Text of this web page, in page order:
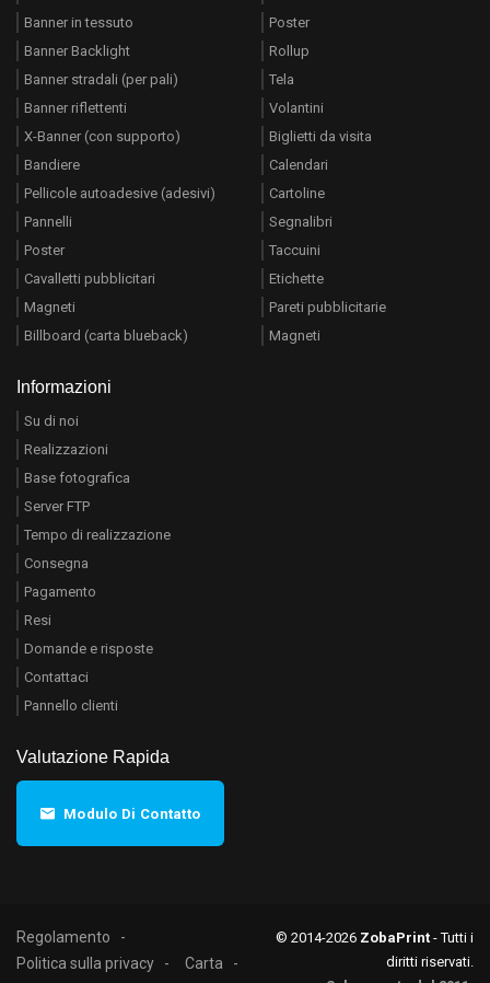
Banner in tessuto
Banner Backlight
Banner stradali (per pali)
Banner riflettenti
X-Banner (con supporto)
Bandiere
Pellicole autoadesive (adesivi)
Pannelli
Poster
Cavalletti pubblicitari
Magneti
Billboard (carta blueback)
Poster
Rollup
Tela
Volantini
Biglietti da visita
Calendari
Cartoline
Segnalibri
Taccuini
Etichette
Pareti pubblicitarie
Magneti
Informazioni
Su di noi
Realizzazioni
Base fotografica
Server FTP
Tempo di realizzazione
Consegna
Pagamento
Resi
Domande e risposte
Contattaci
Pannello clienti
Valutazione Rapida
Modulo Di Contatto
Regolamento
Politica sulla privacy
Carta
© 2014-2026 ZobaPrint - Tutti i
diritti riservati.